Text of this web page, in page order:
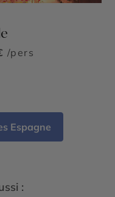
/pers
Espagne
: